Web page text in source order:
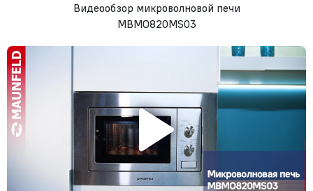
Видеообзор микроволновой печи
MBMO820MS03